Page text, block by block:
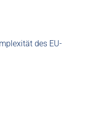
des EU-